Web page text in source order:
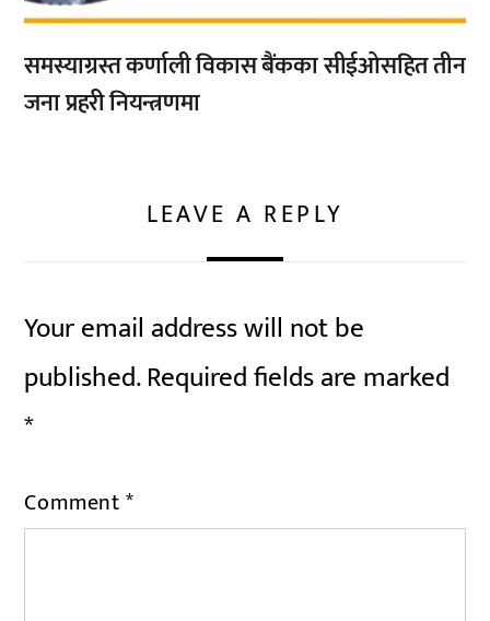
समस्याग्रस्त कर्णाली विकास बैंकका सीईओसहित तीन
जना प्रहरी नियन्त्रणमा
LEAVE A REPLY
Your email address will not be
published.Required fields are marked
*
Comment*